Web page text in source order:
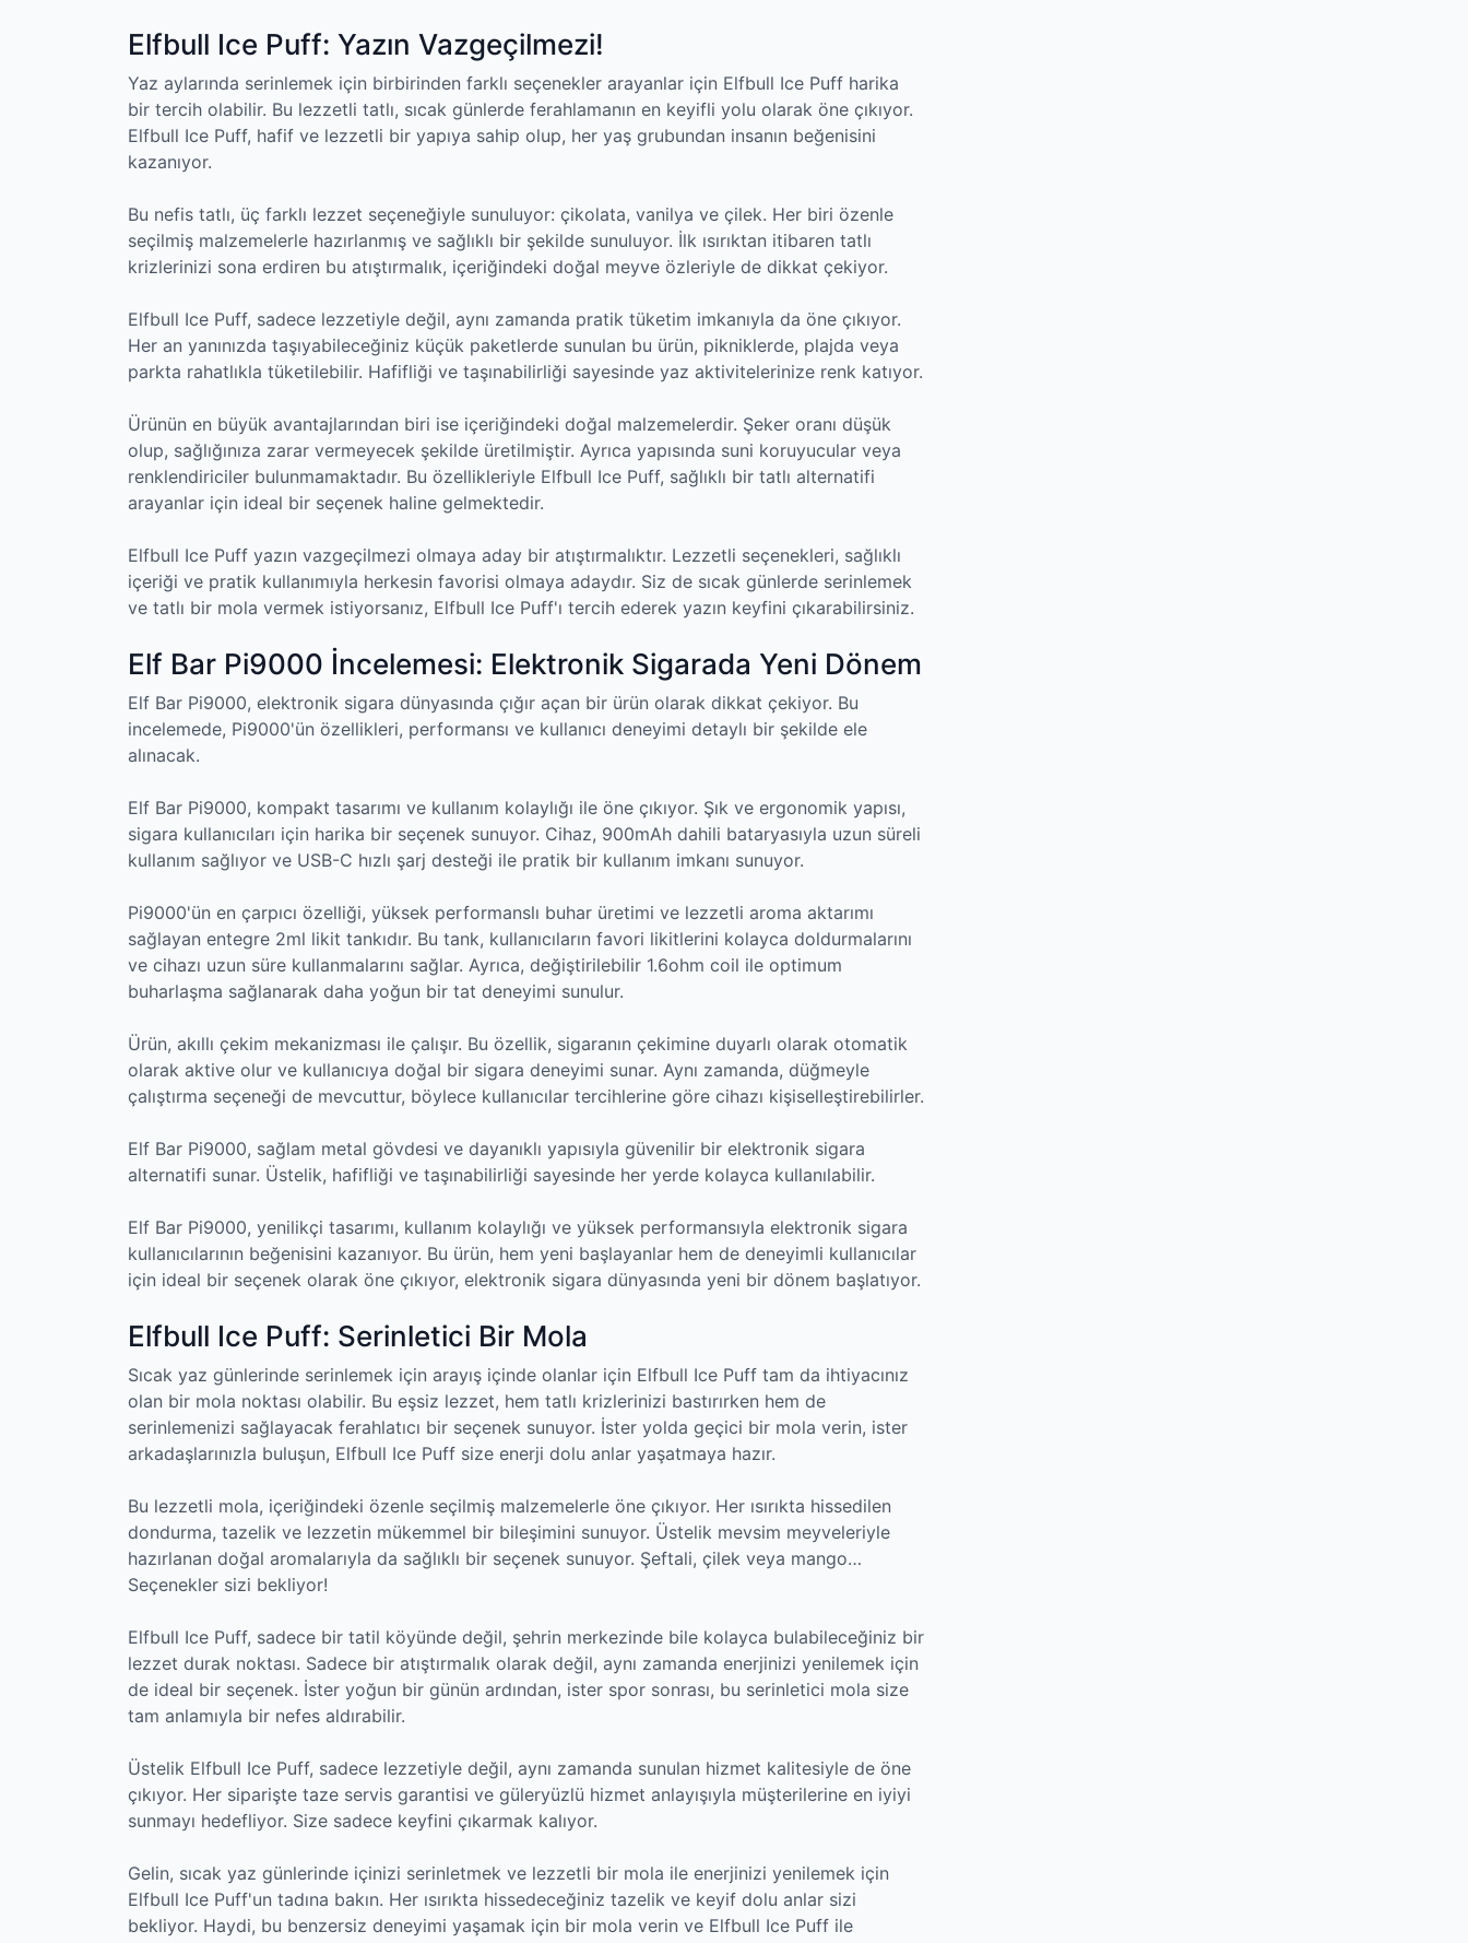
Elfbull Ice Puff: Yazın Vazgeçilmezi!
Yaz aylarında serinlemek için birbirinden farklı seçenekler arayanlar için Elfbull Ice Puff harika
bir tercih olabilir. Bu lezzetli tatlı, sıcak günlerde ferahlamanın en keyifli yolu olarak öne çıkıyor.
Elfbull Ice Puff, hafif ve lezzetli bir yapıya sahip olup, her yaş grubundan insanın beğenisini
kazanıyor.
Bu nefis tatlı, üç farklı lezzet seçeneğiyle sunuluyor: çikolata, vanilya ve çilek. Her biri özenle
seçilmiş malzemelerle hazırlanmış ve sağlıklı bir şekilde sunuluyor. İlk ısırıktan itibaren tatlı
krizlerinizi sona erdiren bu atıştırmalık, içeriğindeki doğal meyve özleriyle de dikkat çekiyor.
Elfbull Ice Puff, sadece lezzetiyle değil, aynı zamanda pratik tüketim imkanıyla da öne çıkıyor.
Her an yanınızda taşıyabileceğiniz küçük paketlerde sunulan bu ürün, pikniklerde, plajda veya
parkta rahatlıkla tüketilebilir. Hafifliği ve taşınabilirliği sayesinde yaz aktivitelerinize renk katıyor.
Ürünün en büyük avantajlarından biri ise içeriğindeki doğal malzemelerdir. Şeker oranı düşük
olup, sağlığınıza zarar vermeyecek şekilde üretilmiştir. Ayrıca yapısında suni koruyucular veya
renklendiriciler bulunmamaktadır. Bu özellikleriyle Elfbull Ice Puff, sağlıklı bir tatlı alternatifi
arayanlar için ideal bir seçenek haline gelmektedir.
Elfbull Ice Puff yazın vazgeçilmezi olmaya aday bir atıştırmalıktır. Lezzetli seçenekleri, sağlıklı
içeriği ve pratik kullanımıyla herkesin favorisi olmaya adaydır. Siz de sıcak günlerde serinlemek
ve tatlı bir mola vermek istiyorsanız, Elfbull Ice Puff'ı tercih ederek yazın keyfini çıkarabilirsiniz.
Elf Bar Pi9000 İncelemesi: Elektronik Sigarada Yeni Dönem
Elf Bar Pi9000, elektronik sigara dünyasında çığır açan bir ürün olarak dikkat çekiyor. Bu
incelemede, Pi9000'ün özellikleri, performansı ve kullanıcı deneyimi detaylı bir şekilde ele
alınacak.
Elf Bar Pi9000, kompakt tasarımı ve kullanım kolaylığı ile öne çıkıyor. Şık ve ergonomik yapısı,
sigara kullanıcıları için harika bir seçenek sunuyor. Cihaz, 900mAh dahili bataryasıyla uzun süreli
kullanım sağlıyor ve USB-C hızlı şarj desteği ile pratik bir kullanım imkanı sunuyor.
Pi9000'ün en çarpıcı özelliği, yüksek performanslı buhar üretimi ve lezzetli aroma aktarımı
sağlayan entegre 2ml likit tankıdır. Bu tank, kullanıcıların favori likitlerini kolayca doldurmalarını
ve cihazı uzun süre kullanmalarını sağlar. Ayrıca, değiştirilebilir 1.6ohm coil ile optimum
buharlaşma sağlanarak daha yoğun bir tat deneyimi sunulur.
Ürün, akıllı çekim mekanizması ile çalışır. Bu özellik, sigaranın çekimine duyarlı olarak otomatik
olarak aktive olur ve kullanıcıya doğal bir sigara deneyimi sunar. Aynı zamanda, düğmeyle
çalıştırma seçeneği de mevcuttur, böylece kullanıcılar tercihlerine göre cihazı kişiselleştirebilirler.
Elf Bar Pi9000, sağlam metal gövdesi ve dayanıklı yapısıyla güvenilir bir elektronik sigara
alternatifi sunar. Üstelik, hafifliği ve taşınabilirliği sayesinde her yerde kolayca kullanılabilir.
Elf Bar Pi9000, yenilikçi tasarımı, kullanım kolaylığı ve yüksek performansıyla elektronik sigara
kullanıcılarının beğenisini kazanıyor. Bu ürün, hem yeni başlayanlar hem de deneyimli kullanıcılar
için ideal bir seçenek olarak öne çıkıyor, elektronik sigara dünyasında yeni bir dönem başlatıyor.
Elfbull Ice Puff: Serinletici Bir Mola
Sıcak yaz günlerinde serinlemek için arayış içinde olanlar için Elfbull Ice Puff tam da ihtiyacınız
olan bir mola noktası olabilir. Bu eşsiz lezzet, hem tatlı krizlerinizi bastırırken hem de
serinlemenizi sağlayacak ferahlatıcı bir seçenek sunuyor. İster yolda geçici bir mola verin, ister
arkadaşlarınızla buluşun, Elfbull Ice Puff size enerji dolu anlar yaşatmaya hazır.
Bu lezzetli mola, içeriğindeki özenle seçilmiş malzemelerle öne çıkıyor. Her ısırıkta hissedilen
dondurma, tazelik ve lezzetin mükemmel bir bileşimini sunuyor. Üstelik mevsim meyveleriyle
hazırlanan doğal aromalarıyla da sağlıklı bir seçenek sunuyor. Şeftali, çilek veya mango…
Seçenekler sizi bekliyor!
Elfbull Ice Puff, sadece bir tatil köyünde değil, şehrin merkezinde bile kolayca bulabileceğiniz bir
lezzet durak noktası. Sadece bir atıştırmalık olarak değil, aynı zamanda enerjinizi yenilemek için
de ideal bir seçenek. İster yoğun bir günün ardından, ister spor sonrası, bu serinletici mola size
tam anlamıyla bir nefes aldırabilir.
Üstelik Elfbull Ice Puff, sadece lezzetiyle değil, aynı zamanda sunulan hizmet kalitesiyle de öne
çıkıyor. Her siparişte taze servis garantisi ve güleryüzlü hizmet anlayışıyla müşterilerine en iyiyi
sunmayı hedefliyor. Size sadece keyfini çıkarmak kalıyor.
Gelin, sıcak yaz günlerinde içinizi serinletmek ve lezzetli bir mola ile enerjinizi yenilemek için
Elfbull Ice Puff'un tadına bakın. Her ısırıkta hissedeceğiniz tazelik ve keyif dolu anlar sizi
bekliyor. Haydi, bu benzersiz deneyimi yaşamak için bir mola verin ve Elfbull Ice Puff ile